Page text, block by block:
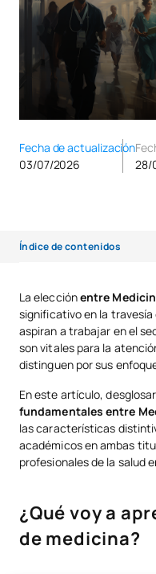
Fecha de actualización
03/07/2026
28/
Índice de contenidos
¿Qué se estudia en la
Diferencia entre medicina y
estudio
¿Cuáles son las salidas de la
¿Dónde puedo trabajar tras
¿Medicina es más difícil que
Profesional en Medicina
Enfermero
La elecciónentre
significativo en la
aspiran a trabajar en el
son vitales para la
distinguen por sus
En este artículo,
fundamentales entre
las características
académicos en ambas
profesionales de la salud
¿Qué voy a
de medicina?